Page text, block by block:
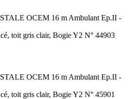
OCEM 16 m Ambulant Ep.II -
toit gris clair, Bogie Y2 N° 44903
OCEM 16 m Ambulant Ep.II -
toit gris clair, Bogie Y2 N° 45901